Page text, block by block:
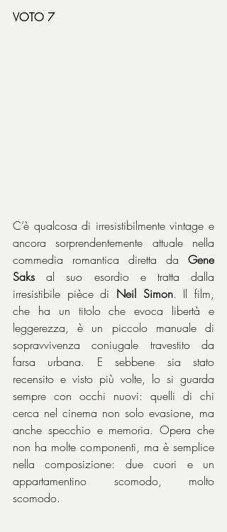
VOTO 7
C’è qualcosa di irresistibilmente vintage e
ancora sorprendentemente attuale nella
commedia romantica diretta da Gene
Saks al suo esordio e tratta dalla
irresistibile pièce di Neil Simon. Il film,
che ha un titolo che evoca libertà e
leggerezza, è un piccolo manuale di
sopravvivenza coniugale travestito da
farsa urbana. E sebbene sia stato
recensito e visto più volte, lo si guarda
sempre con occhi nuovi: quelli di chi
cerca nel cinema non solo evasione, ma
anche specchio e memoria. Opera che
non ha molte componenti, ma è semplice
nella composizione: due cuori e un
appartamentino scomodo, molto
scomodo.